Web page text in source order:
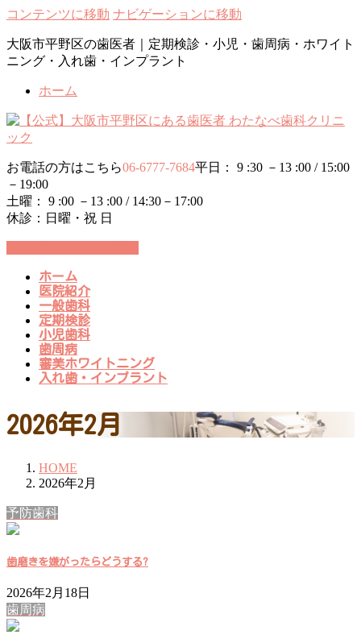
コンテンツに移動 ナビゲーションに移動
大阪市平野区の歯医者｜定期検診・小児・歯周病・ホワイト
ニング・入れ歯・インプラント
ホーム
お電話の方はこちら06-6777-7684平日： 9 :30 －13 :00 / 15:00
－19:00
土曜： 9 :00 －13 :00 / 14:30－17:00
休診：日曜・祝 日
ホーム
医院紹介
一般歯科
定期検診
小児歯科
歯周病
審美ホワイトニング
入れ歯・インプラント
2026年2月
HOME
2026年2月
予防歯科
歯磨きを嫌がったらどうする?
2026年2月18日
歯周病